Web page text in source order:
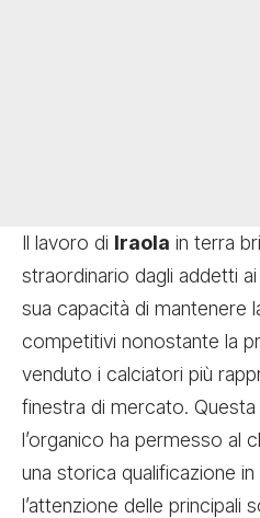
Il lavoro di Iraola in terra
straordinario dagli addetti
sua capacità di mantenere
competitivi nonostante la
venduto i calciatori più
finestra di mercato.
l’organico ha permesso al
una storica qualificazione
l’attenzione delle principali